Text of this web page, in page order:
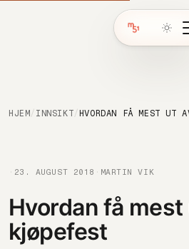
HJEM / INNSIKT/
· 23. AUGUST 2018 · MARTIN VIK
Hvordan få
kjøpefest